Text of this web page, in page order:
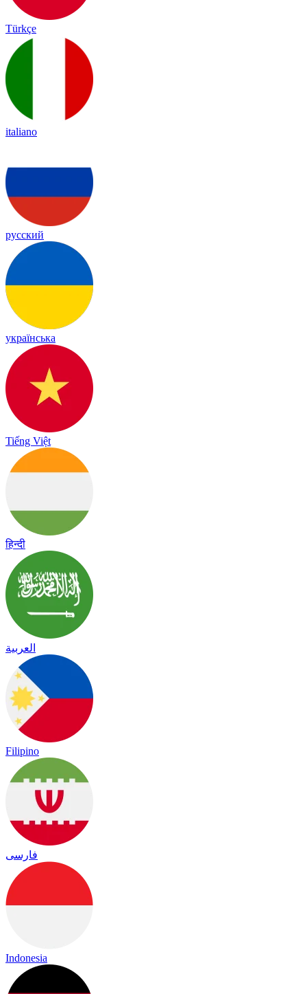
Türkçe
italiano
русский
українська
Tiếng Việt
हिन्दी
العربية
Filipino
فارسی
Indonesia